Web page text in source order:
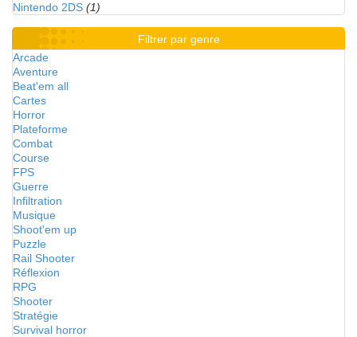
Nintendo 2DS (1)
Filtrer par genre
Arcade
Aventure
Beat'em all
Cartes
Horror
Plateforme
Combat
Course
FPS
Guerre
Infiltration
Musique
Shoot'em up
Puzzle
Rail Shooter
Réflexion
RPG
Shooter
Stratégie
Survival horror